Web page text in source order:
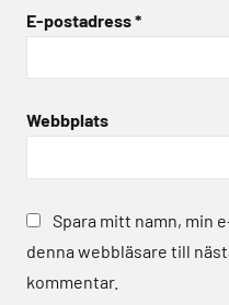
E-postadress*
Webbplats
Spara mitt namn, min
denna webbläsare till
kommentar.